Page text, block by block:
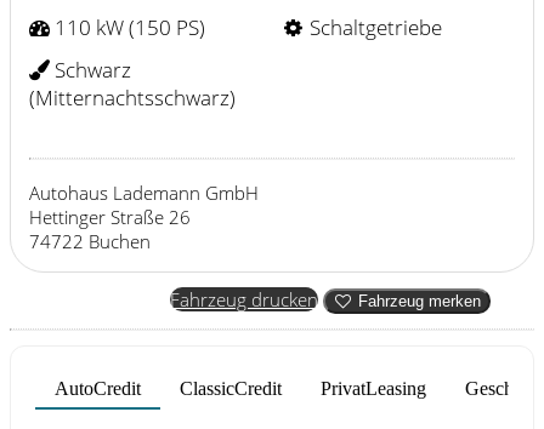
110 kW (150 PS)
Schaltgetriebe
Schwarz
(Mitternachtsschwarz)
Autohaus Lademann GmbH
Hettinger Straße 26
74722 Buchen
Fahrzeug drucken Fahrzeug merken
AutoCredit ClassicCredit PrivatLeasing